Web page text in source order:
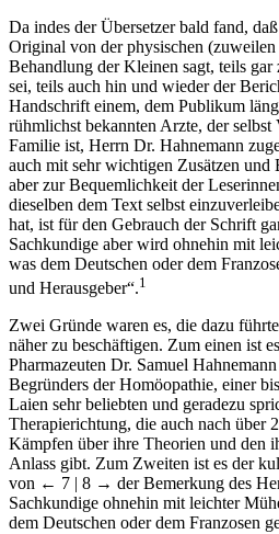
Da indes der Übersetzer bald fand,
Original von der physischen
Behandlung der Kleinen sagt, teils
sei, teils auch hin und wieder der
Handschrift einem, dem Publikum
rühmlichst bekannten Arzte, der selbst
Familie ist, Herrn Dr. Hahnemann
auch mit sehr wichtigen Zusätzen und
aber zur Bequemlichkeit der
dieselben dem Text selbst
hat, ist für den Gebrauch der Schrift
Sachkundige aber wird ohnehin mit
was dem Deutschen oder dem
und Herausgeber“.1
Zwei Gründe waren es, die dazu
näher zu beschäftigen. Zum einen ist
Pharmazeuten Dr. Samuel
Begründers der Homöopathie, einer
Laien sehr beliebten und geradezu
Therapierichtung, die auch nach über
Kämpfen über ihre Theorien und den
Anlass gibt. Zum Zweiten ist es der
von ← 7 | 8 → der Bemerkung des
Sachkundige ohnehin mit leichter
dem Deutschen oder dem Franzosen